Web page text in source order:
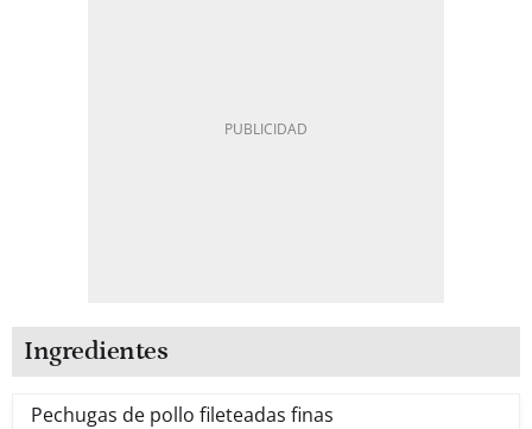
Ingredientes
Pechugas de pollo fileteadas finas